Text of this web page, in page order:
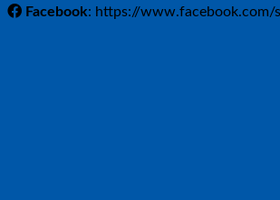
Facebook: https://www.facebook.com/